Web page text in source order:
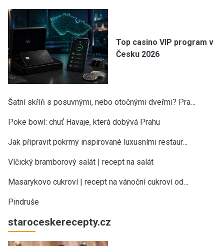
Top casino VIP program v
Česku 2026
Šatní skříň s posuvnými, nebo otočnými dveřmi? Pra…
Poke bowl: chuť Havaje, která dobývá Prahu
Jak připravit pokrmy inspirované luxusními restaur…
Vlčický bramborový salát | recept na salát
Masarykovo cukroví | recept na vánoční cukroví od…
Pindruše
staroceskerecepty.cz